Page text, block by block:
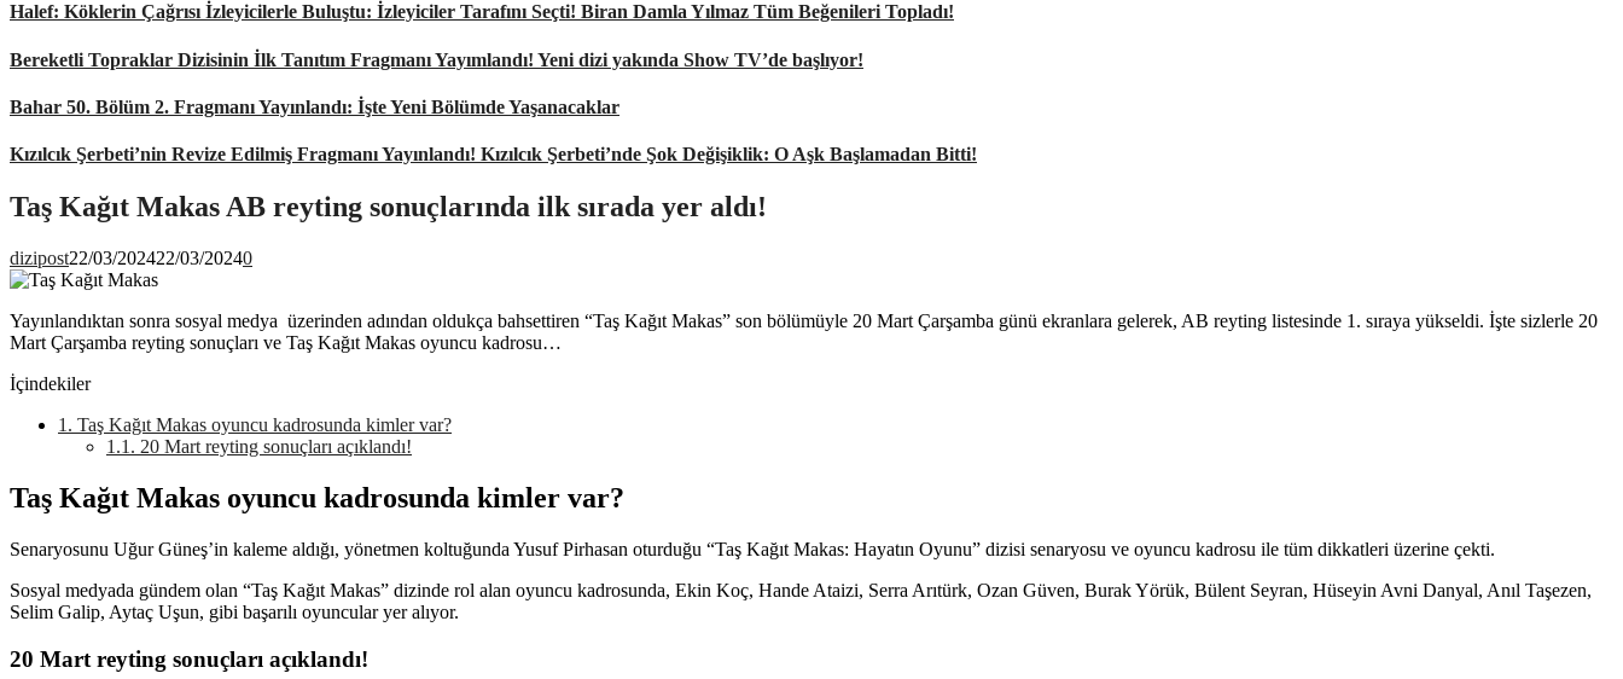
Halef: Köklerin Çağrısı İzleyicilerle Buluştu: İzleyiciler Tarafını Seçti! Biran Damla Yılmaz Tüm Beğenileri Topladı!
Bereketli Topraklar Dizisinin İlk Tanıtım Fragmanı Yayımlandı! Yeni dizi yakında Show TV’de başlıyor!
Bahar 50. Bölüm 2. Fragmanı Yayınlandı: İşte Yeni Bölümde Yaşanacaklar
Kızılcık Şerbeti’nin Revize Edilmiş Fragmanı Yayınlandı! Kızılcık Şerbeti’nde Şok Değişiklik: O Aşk Başlamadan Bitti!
Taş Kağıt Makas AB reyting sonuçlarında ilk sırada yer aldı!
dizipost22/03/202422/03/20240
Yayınlandıktan sonra sosyal medya üzerinden adından oldukça bahsettiren “Taş Kağıt Makas” son bölümüyle 20 Mart Çarşamba günü ekranlara gelerek, AB reyting listesinde 1. sıraya yükseldi. İşte sizlerle 20
Mart Çarşamba reyting sonuçları ve Taş Kağıt Makas oyuncu kadrosu…
İçindekiler
1. Taş Kağıt Makas oyuncu kadrosunda kimler var?
1.1. 20 Mart reyting sonuçları açıklandı!
Taş Kağıt Makas oyuncu kadrosunda kimler var?
Senaryosunu Uğur Güneş’in kaleme aldığı, yönetmen koltuğunda Yusuf Pirhasan oturduğu “Taş Kağıt Makas: Hayatın Oyunu” dizisi senaryosu ve oyuncu kadrosu ile tüm dikkatleri üzerine çekti.
Sosyal medyada gündem olan “Taş Kağıt Makas” dizinde rol alan oyuncu kadrosunda, Ekin Koç, Hande Ataizi, Serra Arıtürk, Ozan Güven, Burak Yörük, Bülent Seyran, Hüseyin Avni Danyal, Anıl Taşezen,
Selim Galip, Aytaç Uşun, gibi başarılı oyuncular yer alıyor.
20 Mart reyting sonuçları açıklandı!